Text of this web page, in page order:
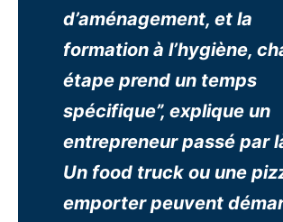
d’aménagement, et la
formation à l’hygiène,
étape prend un temps
spécifique”, explique un
entrepreneur passé par
Un food truck ou une
emporter peuvent